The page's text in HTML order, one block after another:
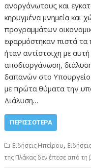
ανοργάνωτους και
κηρυγμένα μνημεία και
προγραμμάτων
εφαρμόστηκαν πιστά τα
ήταν αντίστοιχη με
αποδιοργάνωση,
δαπανών στο
με πρώτα θύματα την
Διάλυση…
ΠΕΡΙΣΣΌΤΕΡΑ
Ειδήσεις Ηπείρου,
της Πλάκας δεν έπεσε από τη